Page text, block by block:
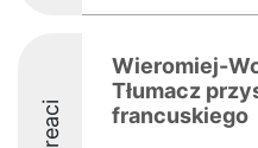
Wieromiej-
Tłumacz
francuskiego